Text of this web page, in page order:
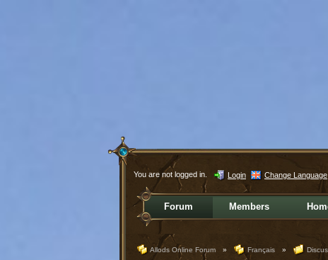
You are not logged in. Login Change Language
Forum Members
Allods Online Forum » Français »